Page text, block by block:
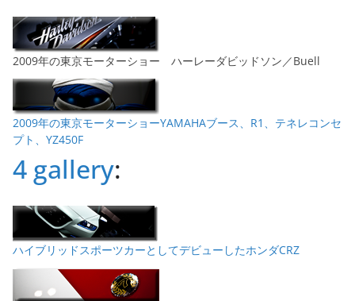
2009年の東京モーターショー ハーレーダビッドソン／Buell
2009年の東京モーターショーYAMAHAブース、R1、テネレコンセ
プト、YZ450F
4 gallery:
ハイブリッドスポーツカーとしてデビューしたホンダCRZ